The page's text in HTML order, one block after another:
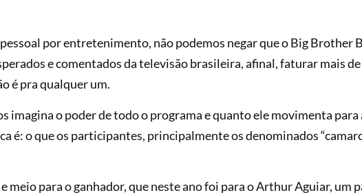
por entretenimento, não podemos negar que o Big Brother
e comentados da televisão brasileira, afinal, faturar mais
é pra qualquer um.
imagina o poder de todo o programa e quanto ele movimenta
é: o que os participantes, principalmente os denominados
meio para o ganhador, que neste ano foi para o Arthur Aguiar, um